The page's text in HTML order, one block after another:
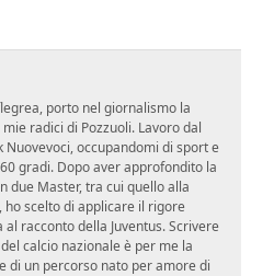
porto nel giornalismo la
radici di Pozzuoli. Lavoro dal
occupandomi di sport e
gradi. Dopo aver approfondito la
due Master, tra cui quello alla
ho scelto di applicare il rigore
racconto della Juventus. Scrivere
calcio nazionale è per me la
di un percorso nato per amore di